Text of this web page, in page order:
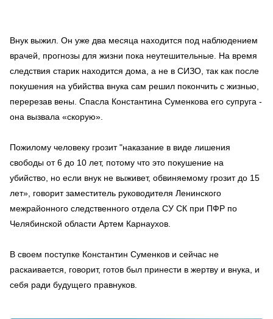
Внук выжил. Он уже два месяца находится под наблюдением
врачей, прогнозы для жизни пока неутешительные. На время
следствия старик находится дома, а не в СИЗО, так как после
покушения на убийства внука сам решил покончить с жизнью,
перерезав вены. Спасла Константина Суменкова его супруга -
она вызвала «скорую».
Пожилому человеку грозит "наказание в виде лишения
свободы от 6 до 10 лет, потому что это покушение на
убийство, но если внук не выживет, обвиняемому грозит до 15
лет», говорит заместитель руководителя Ленинского
межрайонного следственного отдела СУ СК при ПФР по
Челябинской области Артем Карнаухов.
В своем поступке Константин Суменков и сейчас не
раскаивается, говорит, готов был принести в жертву и внука, и
себя ради будущего правнуков.